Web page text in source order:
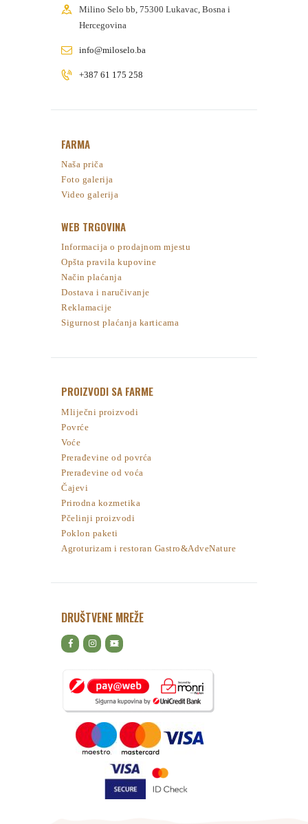
Milino Selo bb, 75300 Lukavac, Bosna i
Hercegovina
info@miloselo.ba
+387 61 175 258
FARMA
Naša priča
Foto galerija
Video galerija
WEB TRGOVINA
Informacija o prodajnom mjestu
Opšta pravila kupovine
Način plaćanja
Dostava i naručivanje
Reklamacije
Sigurnost plaćanja karticama
PROIZVODI SA FARME
Mliječni proizvodi
Povrće
Voće
Prerađevine od povrća
Prerađevine od voća
Čajevi
Prirodna kozmetika
Pčelinji proizvodi
Poklon paketi
Agroturizam i restoran Gastro&AdveNature
DRUŠTVENE MREŽE